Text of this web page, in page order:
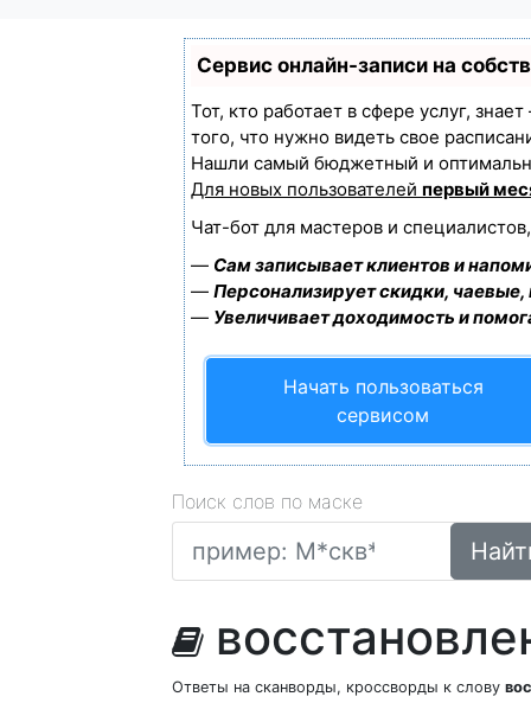
Сервис онлайн-записи на
Тот, кто работает в сфере услуг,
того, что нужно видеть свое
Нашли самый бюджетный и
Для новых пользователей первый
Чат-бот для мастеров и
— Сам записывает клиентов и
— Персонализирует скидки,
— Увеличивает доходимость и
Начать пользоваться
сервисом
Поиск слов по маске
Ответы на сканворды, кроссворды к слову